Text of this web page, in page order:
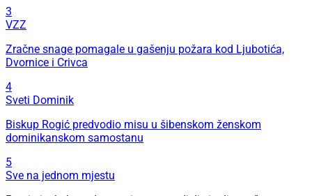
3
VZZ
Zračne snage pomagale u gašenju požara kod Ljubotića,
Dvornice i Crivca
4
Sveti Dominik
Biskup Rogić predvodio misu u šibenskom ženskom
dominikanskom samostanu
5
Sve na jednom mjestu